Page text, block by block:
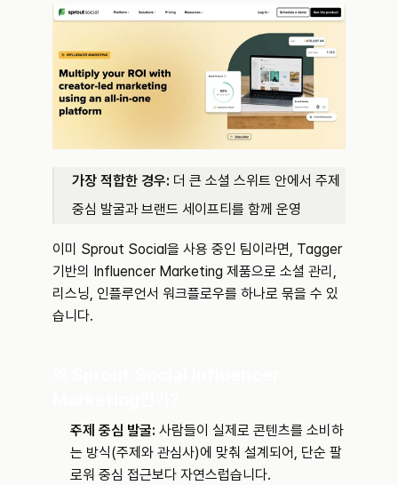
가장 적합한 경우: 더 큰 소셜 스위트 안에서 주제
중심 발굴과 브랜드 세이프티를 함께 운영
이미 Sprout Social을 사용 중인 팀이라면, Tagger
기반의 Influencer Marketing 제품으로 소셜 관리,
리스닝, 인플루언서 워크플로우를 하나로 묶을 수 있
습니다.
주제 중심 발굴: 사람들이 실제로 콘텐츠를 소비하
는 방식(주제와 관심사)에 맞춰 설계되어, 단순 팔
로워 중심 접근보다 자연스럽습니다.